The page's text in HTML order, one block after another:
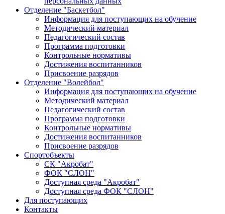
Отделение "Баскетбол"
Информация для поступающих на обучение
Методический материал
Педагогический состав
Программа подготовки
Контрольные нормативы
Достижения воспитанников
Присвоение разрядов
Отделение "Волейбол"
Информация для поступающих на обучение
Методический материал
Педагогический состав
Программа подготовки
Контрольные нормативы
Достижения воспитанников
Присвоение разрядов
Спортобъекты
СК "Акробат"
ФОК "СЛОН"
Доступная среда "Акробат"
Доступная среда ФОК "СЛОН"
Для поступающих
Контакты